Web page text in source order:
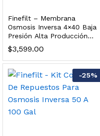
Finefilt – Membrana
Osmosis Inversa 4×40 Baja
Presión Alta Producción
Color Ulp 4040
$3,599.00
-25%
al carrito
Esterilizador UV 25
999.00
al carrito